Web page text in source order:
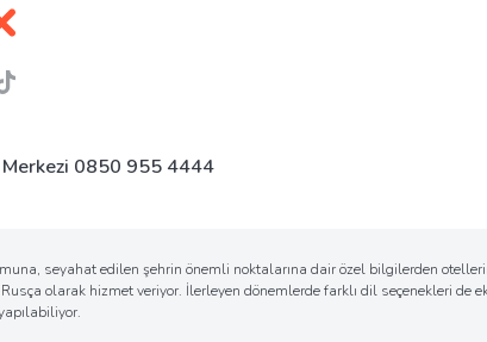
0850 955 4444
seyahat edilen şehrin önemli noktalarına dair özel bilgilerden
olarak hizmet veriyor. İlerleyen dönemlerde farklı dil seçenekleri